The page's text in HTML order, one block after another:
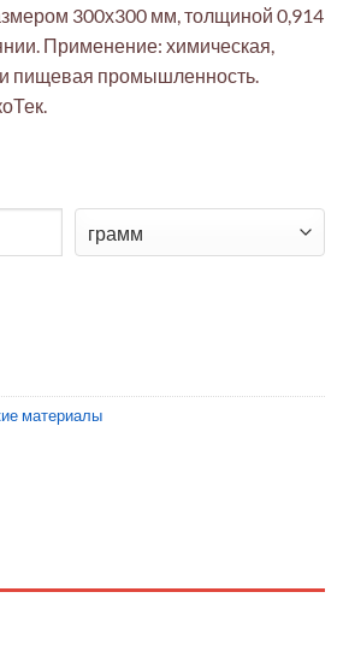
300х300 мм, толщиной 0,914
Применение: химическая,
пищевая промышленность.
материалы